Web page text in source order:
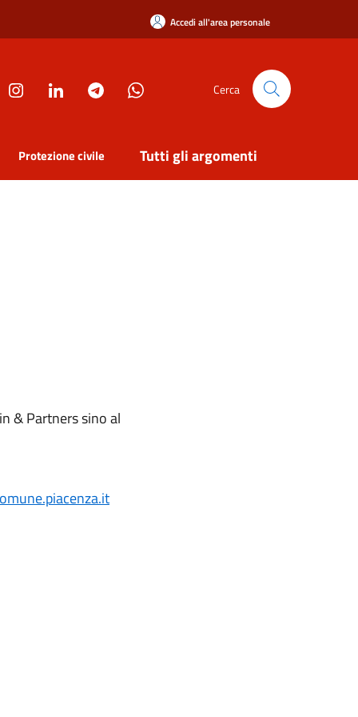
Accedi all'area personale
Cerca
Protezione civile Tutti gli argomenti
& Partners sino al